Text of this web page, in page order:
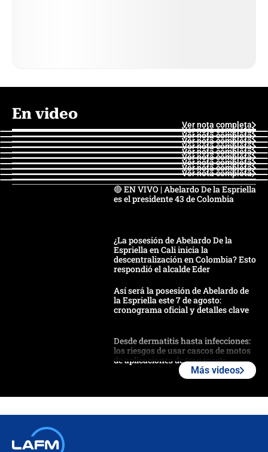
En video
Ver nota completa
Ver nota completa
Ver nota completa
Ver nota completa
Ver nota completa
Ver nota completa
Ver nota completa
Ver nota completa
Ver nota completa
Ver nota completa
🔴 EN VIVO | Abelardo De la Espriella
es el presidente 43 de Colombia
¿La posesión de Abelardo De la
Espriella en Cali inicia la
descentralización en Colombia? Esto
respondió el alcalde Eder
Así será la posesión de Abelardo de
la Espriella este 7 de agosto:
cronograma oficial y detalles clave
Desde dermatitis hasta infecciones:
los riesgos de usar cascos de motos
de aplicaciones de transporte
Más videos